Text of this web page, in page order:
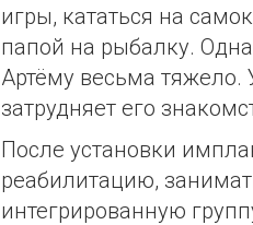
игры, кататься на
папой на рыбалку.
Артёму весьма тяжело.
затрудняет его
После установки
реабилитацию,
интегрированную